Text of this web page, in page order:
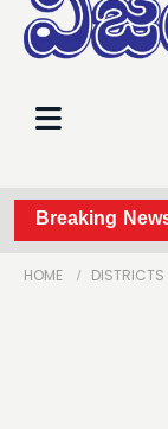
Breaking
HOME DISTRICTS